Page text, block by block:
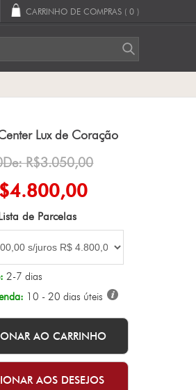
CARRINHO DE COMPRAS ( 0 )
Lux de Coração
R$3.050,00
de Parcelas
2-7 dias
10 - 20 dias úteis